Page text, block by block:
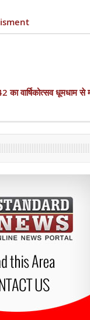
का वार्षिकोत्सव धूमधाम से